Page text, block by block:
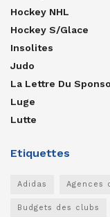
Hockey NHL
Hockey S/glace
Insolites
Judo
La Lettre Du
Luge
Lutte
Etiquettes
Adidas Agences
Budgets des clubs